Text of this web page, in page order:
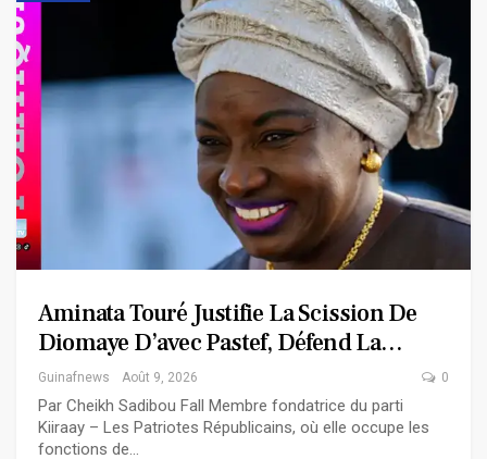
Aminata Touré Justifie La Scission De
Diomaye D’avec Pastef, Défend La…
Guinafnews Août 9, 2026 0
Par Cheikh Sadibou Fall Membre fondatrice du parti
Kiiraay – Les Patriotes Républicains, où elle occupe les
fonctions de…